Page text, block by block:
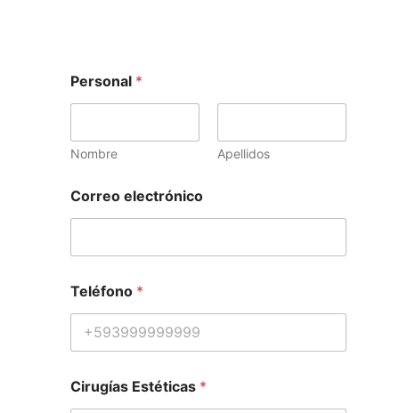
Personal *
Nombre Apellidos
Correo electrónico
Teléfono *
Cirugías Estéticas *